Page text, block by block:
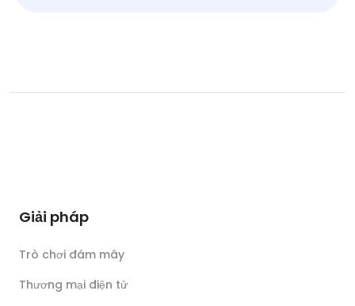
Giải pháp
Trò chơi đám mây
Thương mại điện tử